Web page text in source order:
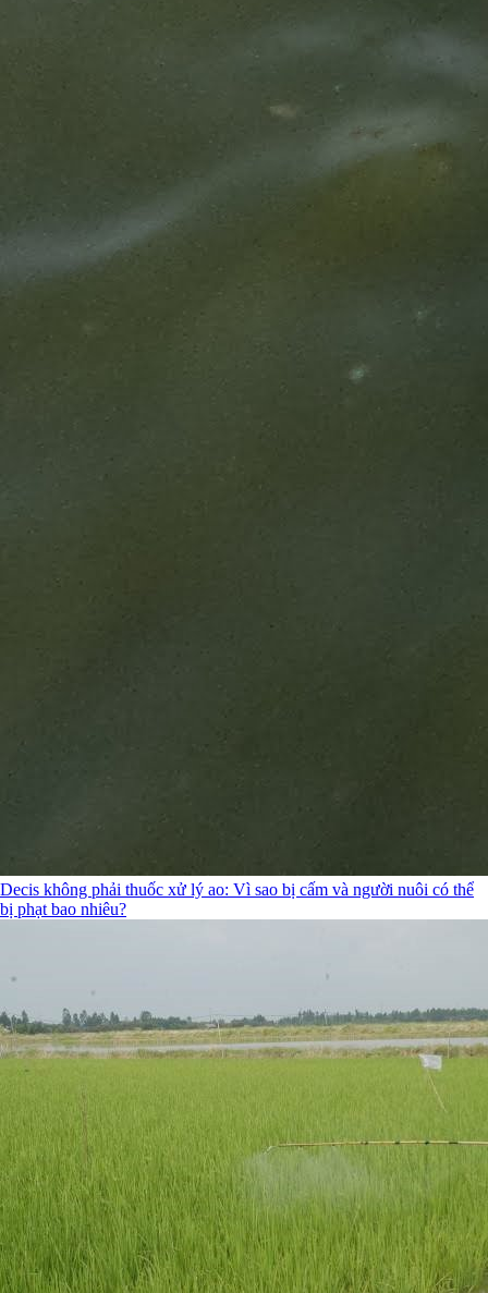
Decis không phải thuốc xử lý ao: Vì sao bị cấm và người nuôi có thể
bị phạt bao nhiêu?